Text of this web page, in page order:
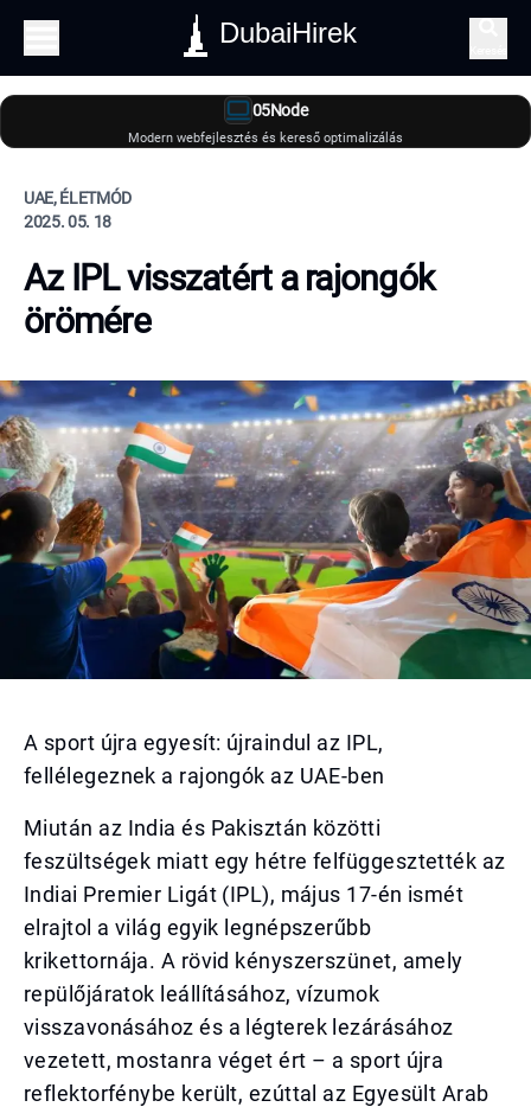
DubaiHirek
05Node
Modern webfejlesztés és kereső optimalizálás
UAE, ÉLETMÓD
2025. 05. 18
Az IPL visszatért a rajongók
örömére
A sport újra egyesít: újraindul az IPL,
fellélegeznek a rajongók az UAE-ben
Miután az India és Pakisztán közötti
feszültségek miatt egy hétre felfüggesztették az
Indiai Premier Ligát (IPL), május 17-én ismét
elrajtol a világ egyik legnépszerűbb
krikettornája. A rövid kényszerszünet, amely
repülőjáratok leállításához, vízumok
visszavonásához és a légterek lezárásához
vezetett, mostanra véget ért – a sport újra
reflektorfénybe került, ezúttal az Egyesült Arab